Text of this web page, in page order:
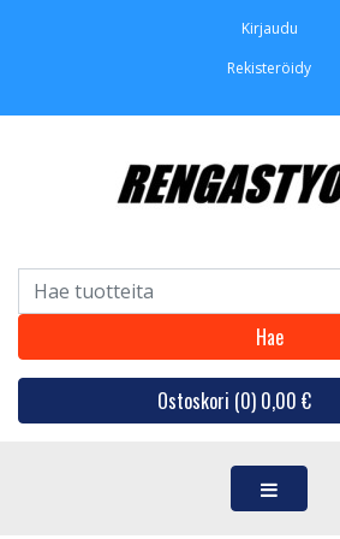
Kirjaudu
Rekisteröidy
Hae
Ostoskori (0) 0,00 €